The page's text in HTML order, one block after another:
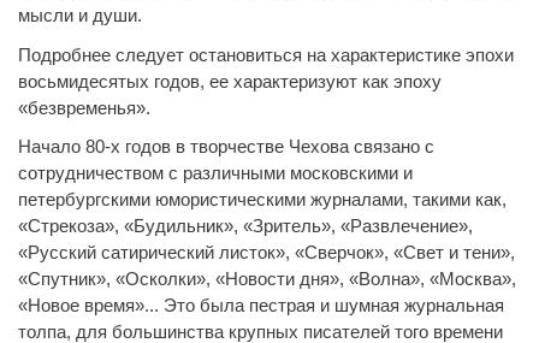
мысли и души.
Подробнее следует остановиться на характеристике эпохи
восьмидесятых годов, ее характеризуют как эпоху
«безвременья».
Начало 80-х годов в творчестве Чехова связано с
сотрудничеством с различными московскими и
петербургскими юмористическими журналами, такими как,
«Стрекоза», «Будильник», «Зритель», «Развлечение»,
«Русский сатирический листок», «Сверчок», «Свет и тени»,
«Спутник», «Осколки», «Новости дня», «Волна», «Москва»,
«Новое время»... Это была пестрая и шумная журнальная
толпа, для большинства крупных писателей того времени